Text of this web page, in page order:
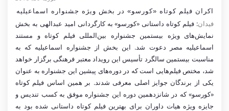
اکران فیلم کوتاه «کورسو» در بخش ویژه جشنواره اسماعیلیه
فیدان: فیلم کوتاه داستانی «کورسو» به کارگردانی امید عبدالهی به بخش
نمایش‌های ویژه بیستمین جشنواره بین‌المللی فیلم کوتاه و مستند
اسماعیلیه مصر دعوت شد. این بخش از جشنواره اسماعیلیه که به
مناسبت بیستمین سالگرد تأسیس این رویداد معتبر فرهنگی برگزار خواهد
شد، مختص فیلم‌هایی است که در دوره‌های پیشین این جشنواره به عنوان
یکی از برندگان جوایز اصلی معرفی شدند. بر همین اساس فیلم کوتاه
«کورسو» که در شانزدهمین دوره این جشنواره موفق به کسب تندیس و
جایزه ویژه هیات داوران برای بهترین فیلم کوتاه داستانی شده بود به